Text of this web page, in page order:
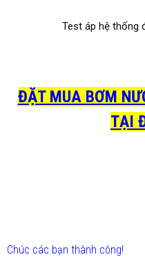
Test áp hệ thống
ĐẶT MUA BƠM
TẠI
Chúc các bạn thành công!